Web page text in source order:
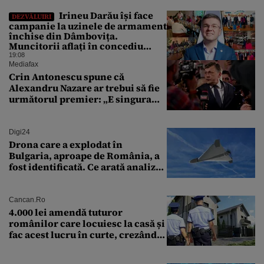
DEZVĂLUIRI
Irineu Darău își face
campanie la uzinele de armament
închise din Dâmbovița.
Muncitorii aflați în concediu
forțat din cauza lipsei comenzilor
au fost chemați de acasă pentru a
da mâna cu Ministrul Economiei
19:08
Mediafax
Crin Antonescu spune că
Alexandru Nazare ar trebui să fie
următorul premier: „E singura
Digi24
Drona care a explodat în
Bulgaria, aproape de România, a
fost identificată. Ce arată analiza
Cancan.ro
4.000 lei amendă tuturor
românilor care locuiesc la casă și
fac acest lucru în curte, crezând